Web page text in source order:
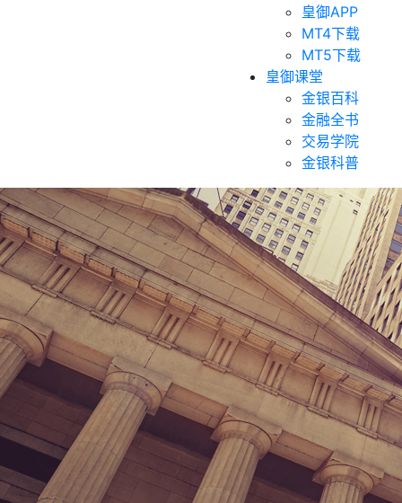
皇御APP
MT4下载
MT5下载
皇御课堂
金银百科
金融全书
交易学院
金银科普